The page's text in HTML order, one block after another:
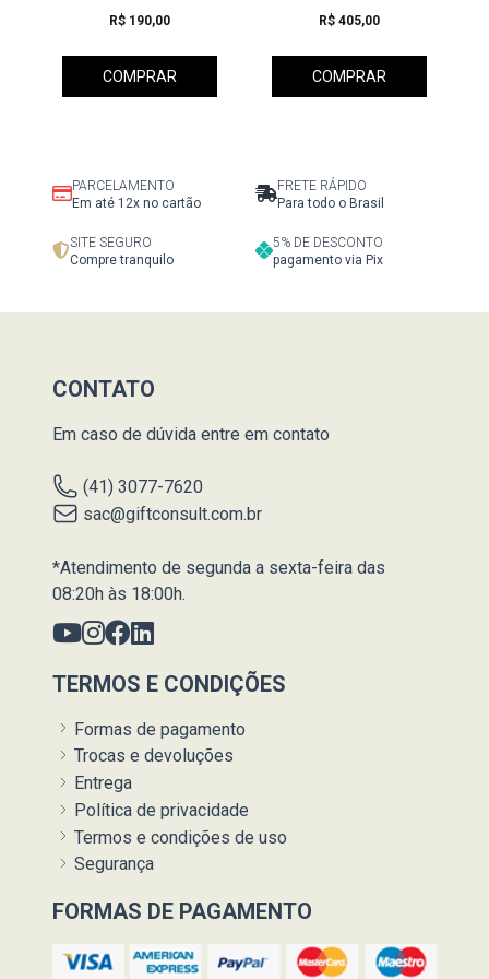
R$ 190,00
COMPRAR
R$ 405,00
COMPRAR
PARCELAMENTO
Em até 12x no cartão
FRETE RÁPIDO
Para todo o Brasil
SITE SEGURO
Compre tranquilo
5% DE DESCONTO
pagamento via Pix
CONTATO
Em caso de dúvida entre em contato
(41) 3077-7620
sac@giftconsult.com.br
*Atendimento de segunda a sexta-feira das
08:20h às 18:00h.
TERMOS E CONDIÇÕES
Formas de pagamento
Trocas e devoluções
Entrega
Política de privacidade
Termos e condições de uso
Segurança
FORMAS DE PAGAMENTO